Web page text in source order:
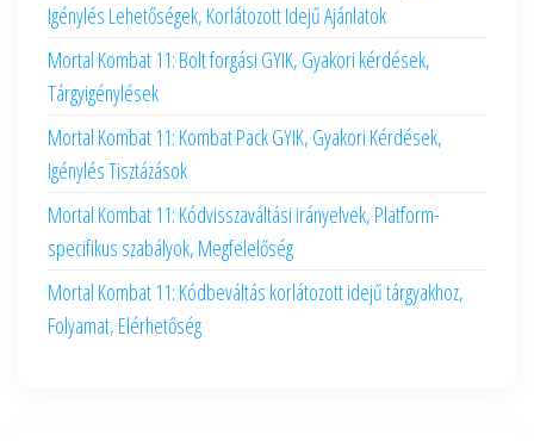
Igénylés Lehetőségek, Korlátozott Idejű Ajánlatok
Mortal Kombat 11: Bolt forgási GYIK, Gyakori kérdések,
Tárgyigénylések
Mortal Kombat 11: Kombat Pack GYIK, Gyakori Kérdések,
Igénylés Tisztázások
Mortal Kombat 11: Kódvisszaváltási irányelvek, Platform-
specifikus szabályok, Megfelelőség
Mortal Kombat 11: Kódbeváltás korlátozott idejű tárgyakhoz,
Folyamat, Elérhetőség